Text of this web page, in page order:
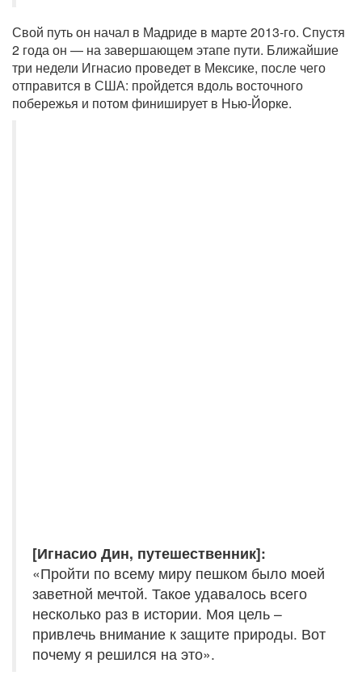
Свой путь он начал в Мадриде в марте 2013-го. Спустя
2 года он — на завершающем этапе пути. Ближайшие
три недели Игнасио проведет в Мексике, после чего
отправится в США: пройдется вдоль восточного
побережья и потом финиширует в Нью-Йорке.
[Игнасио Дин, путешественник]:
«Пройти по всему миру пешком было моей
заветной мечтой. Такое удавалось всего
несколько раз в истории. Моя цель –
привлечь внимание к защите природы. Вот
почему я решился на это».